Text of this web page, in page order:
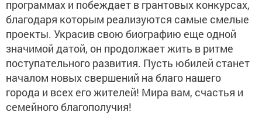
программах и побеждает в грантовых конкурсах,
благодаря которым реализуются самые смелые
проекты. Украсив свою биографию еще одной
значимой датой, он продолжает жить в ритме
поступательного развития. Пусть юбилей станет
началом новых свершений на благо нашего
города и всех его жителей! Мира вам, счастья и
семейного благополучия!